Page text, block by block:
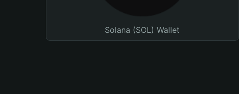
Solana (SOL) Wallet